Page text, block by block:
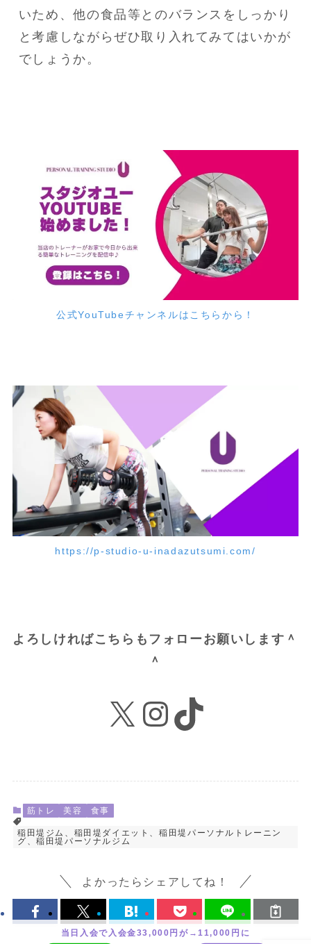
いため、他の食品等とのバランスをしっかり
と考慮しながらぜひ取り入れてみてはいかが
でしょうか。
公式YouTubeチャンネルはこちらから！
https://p-studio-u-inadazutsumi.com/
よろしければこちらもフォローお願いします＾
＾
X Instagram
TikTok
筋トレ 美容 食事
稲田堤ジム、稲田堤ダイエット、稲田堤パーソナルトレーニン
グ、稲田堤パーソナルジム
よかったらシェアしてね！
当日入会で入会金33,000円が→11,000円に